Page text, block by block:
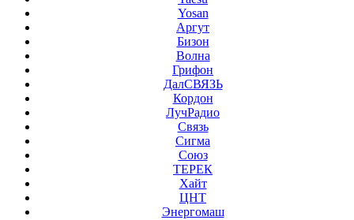
Yosan
Аргут
Бизон
Волна
Грифон
ДалСВЯЗЬ
Кордон
ЛучРадио
Связь
Сигма
Союз
ТЕРЕК
Хайт
ЦНТ
Энергомаш